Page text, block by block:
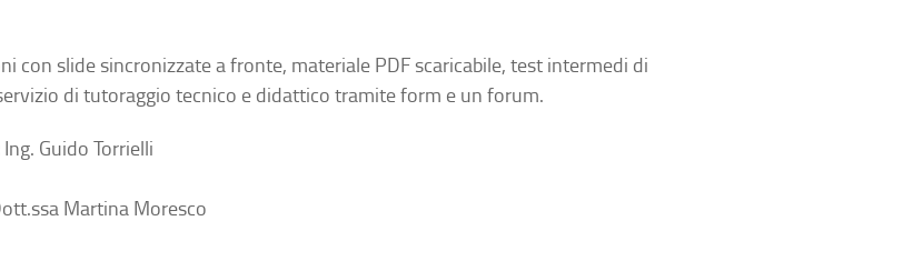
con slide sincronizzate a fronte, materiale PDF scaricabile, test intermedi di
di tutoraggio tecnico e didattico tramite form e un forum.
Ing. Guido Torrielli
Martina Moresco